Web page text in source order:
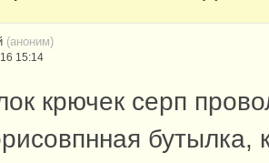
(аноним)
15:14
крючек серп
бутылка,